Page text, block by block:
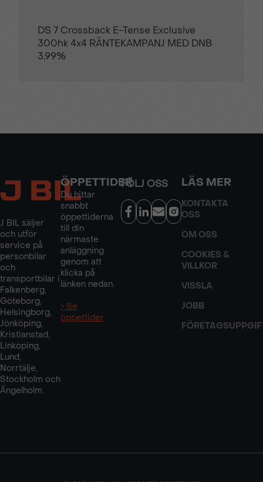
Hyundai IONIQ 5 Essential 77kWh 228hk
Aut B-KAMERA CARPLAY
J BIL säljer
och utför
service på
personbilar
och
transportbilar i
Falkenberg,
Göteborg,
Helsingborg,
Jönköping,
Kristianstad,
Linköping,
Lund,
Norrtälje,
Stockholm och
Ängelholm.
ÖPPETTIDER
Du hittar
snabbt
öppettiderna
till din
närmaste
anläggning
genom att
klicka på
länken nedan.
> Se
öppettider
FÖLJ OSS LÄS MER
KONTAKTA
OSS
OM OSS
COOKIES &
VILLKOR
VISSLA
JOBB